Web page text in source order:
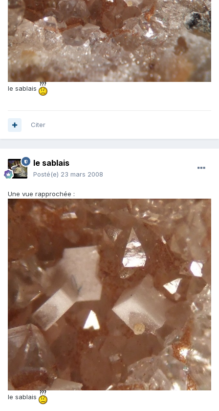
le sablais
Citer
le sablais
Posté(e) 23 mars 2008
Une vue rapprochée :
le sablais